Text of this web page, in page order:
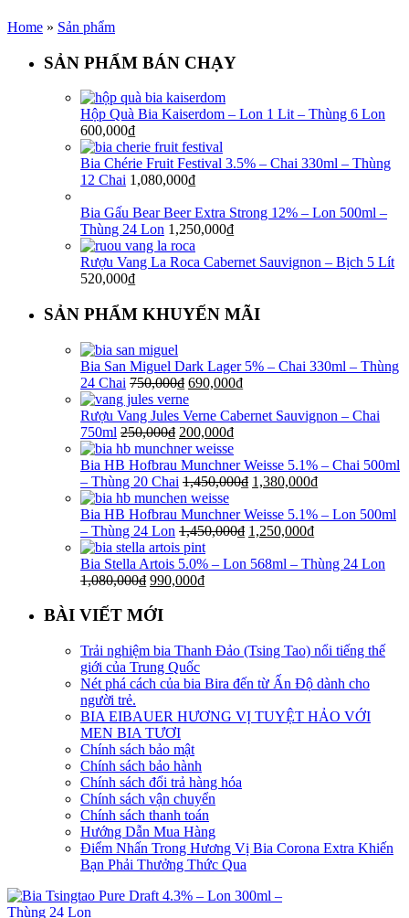
Home » Sản phẩm
SẢN PHẨM BÁN CHẠY
Hộp Quà Bia Kaiserdom – Lon 1 Lit – Thùng 6 Lon
600,000₫
Bia Chérie Fruit Festival 3.5% – Chai 330ml – Thùng
12 Chai 1,080,000₫
Bia Gấu Bear Beer Extra Strong 12% – Lon 500ml –
Thùng 24 Lon 1,250,000₫
Rượu Vang La Roca Cabernet Sauvignon – Bịch 5 Lít
520,000₫
SẢN PHẨM KHUYẾN MÃI
Bia San Miguel Dark Lager 5% – Chai 330ml – Thùng
24 Chai 750,000₫ 690,000₫
Rượu Vang Jules Verne Cabernet Sauvignon – Chai
750ml 250,000₫ 200,000₫
Bia HB Hofbrau Munchner Weisse 5.1% – Chai 500ml
– Thùng 20 Chai 1,450,000₫ 1,380,000₫
Bia HB Hofbrau Munchner Weisse 5.1% – Lon 500ml
– Thùng 24 Lon 1,450,000₫ 1,250,000₫
Bia Stella Artois 5.0% – Lon 568ml – Thùng 24 Lon
1,080,000₫ 990,000₫
BÀI VIẾT MỚI
Trải nghiệm bia Thanh Đảo (Tsing Tao) nổi tiếng thế
giới của Trung Quốc
Nét phá cách của bia Bira đến từ Ấn Độ dành cho
người trẻ.
BIA EIBAUER HƯƠNG VỊ TUYỆT HẢO VỚI
MEN BIA TƯƠI
Chính sách bảo mật
Chính sách bảo hành
Chính sách đổi trả hàng hóa
Chính sách vận chuyển
Chính sách thanh toán
Hướng Dẫn Mua Hàng
Điểm Nhấn Trong Hương Vị Bia Corona Extra Khiến
Bạn Phải Thưởng Thức Qua